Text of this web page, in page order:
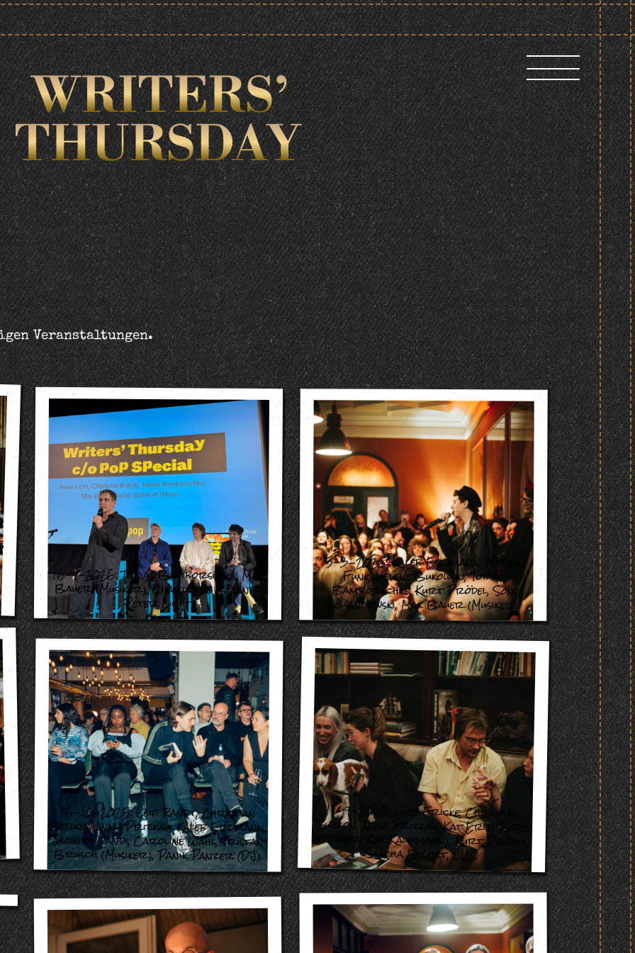
Veranstaltungen.
,
16-4-2026:Tobias Bamborschke,Max
Bauer (Musiker),Charlotte Brandi,
Peter Licht
5-3-2026:Kaleb Erdmann, Mirna
Funk,Helene Bukowski,Tobias
Bamborschke,Kurt Prödel,Son
Lewandowski,Max Bauer (Musiker)
16-10-2025:Leif Randt,Christian
Berkel,Anna Prizkau,Kaleb Erdmann,
Jacinta Nandi,Caroline Wahl,Tristan
Brusch (Musiker),Panik Panzer (DJ)
11-9-2025: Lucy Fricke,Christian
Baron, Anna Prizkau,Kat Eryn Rubik
(früher: Kat Kaufmann),Kurt Prödel
Sascha Ehlert,LIAS